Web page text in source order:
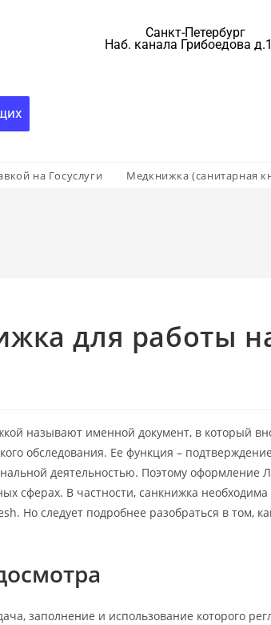
Санкт-Петербург
Наб. канала Грибоедова
на Госуслуги Медкнижка (санитарная
для работы
называют именной документ, в который
обследования. Ее функция –
деятельностью. Поэтому оформление
сферах. В частности, санкнижка
Но следует подробнее разобраться в том,
заполнение и использование которого